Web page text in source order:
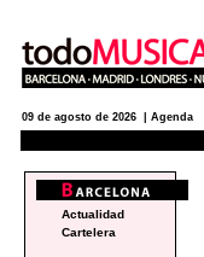
09 de agosto de 2026 | Agenda
Actualidad
Cartelera